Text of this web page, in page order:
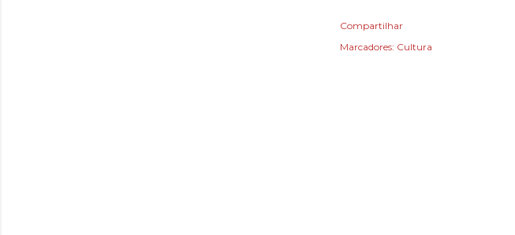
Compartilhar
Marcadores: Cultura